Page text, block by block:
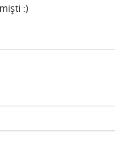
:)